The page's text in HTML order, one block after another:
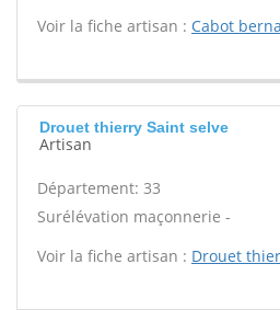
Voir la fiche artisan : Cabot
Drouet thierry Saint selve
Artisan
Département: 33
Surélévation maçonnerie -
Voir la fiche artisan : Drouet